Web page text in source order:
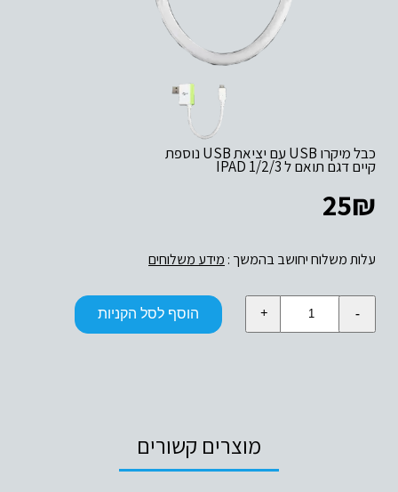
קיים דגם תואם ל IPAD 1/2/3
25₪
עלות משלוח יחושב בהמשך : מידע משלוחים
כמות
הוסף לסל הקניות
מוצרים קשורים